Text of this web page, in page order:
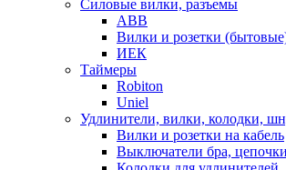
Силовые вилки, разъемы
ABB
Вилки и розетки
ИЕК
Таймеры
Robiton
Uniel
Удлинители, вилки, колодки,
Вилки и розетки на кабель
Выключатели бра,